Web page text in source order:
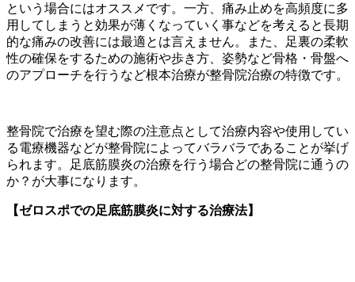
という場合にはオススメです。一方、痛み止めを高頻度に多
用してしまうと効果が薄くなっていく事などを考えると長期
的な痛みの改善には最適とは言えません。また、足裏の柔軟
性の確保をするための施術や歩き方、姿勢など骨格・骨盤へ
のアプローチを行うなど根本治療が整骨院治療の特徴です。
整骨院で治療を望む際の注意点として治療内容や使用してい
る電療機器などが整骨院によってバラバラであることが挙げ
られます。足底筋膜炎の治療を行う場合どの整骨院に通うの
か？が大事になります。
【ゼロスポでの足底筋膜炎に対する治療法】